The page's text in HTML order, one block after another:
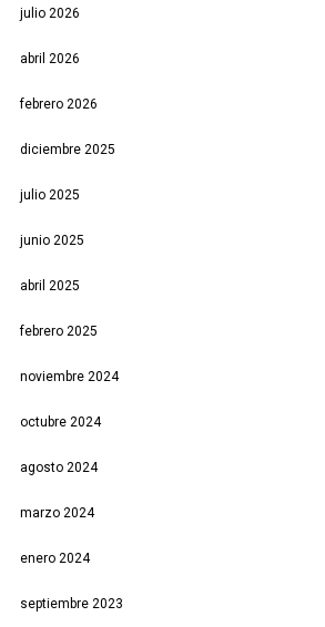
julio 2026
abril 2026
febrero 2026
diciembre 2025
julio 2025
junio 2025
abril 2025
febrero 2025
noviembre 2024
octubre 2024
agosto 2024
marzo 2024
enero 2024
septiembre 2023